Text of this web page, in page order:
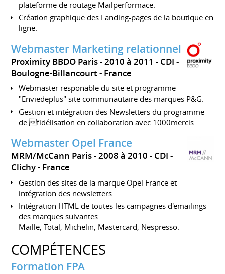
plateforme de routage Mailperformace.
Création graphique des Landing-pages de la boutique en
ligne.
Webmaster Marketing relationnel
Proximity BBDO Paris 2010 à 2011 CDI
Boulogne-Billancourt
France
Webmaster responable du site et programme
"Enviedeplus" site communautaire des marques P&G.
Gestion et intégration des Newsletters du programme
de fidélisation en collaboration avec 1000mercis.
Webmaster Opel France
MRM/McCann Paris 2008 à 2010 CDI
Clichy
France
Gestion des sites de la marque Opel France et
intégration des newsletters
Intégration HTML de toutes les campagnes d'emailings
des marques suivantes :
Maille, Total, Michelin, Mastercard, Nespresso.
COMPÉTENCES
Formation FPA